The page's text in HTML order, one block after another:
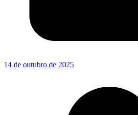
14 de outubro de 2025